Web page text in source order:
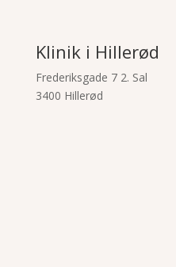
Klinik i Hillerød
Frederiksgade 7 2. Sal
3400 Hillerød